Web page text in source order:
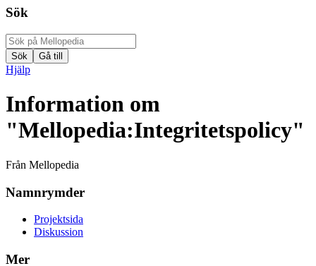
Sök
Hjälp
Information om
"Mellopedia:Integritetspolicy"
Från Mellopedia
Namnrymder
Projektsida
Diskussion
Mer